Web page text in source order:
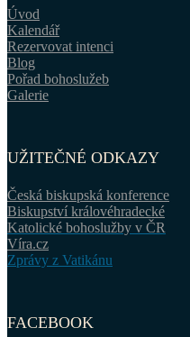
Úvod
Kalendář
Rezervovat intenci
Blog
Pořad bohoslužeb
Galerie
UŽITEČNÉ ODKAZY
Česká biskupská konference
Biskupství královéhradecké
Katolické bohoslužby v ČR
Víra.cz
Zprávy z Vatikánu
FACEBOOK